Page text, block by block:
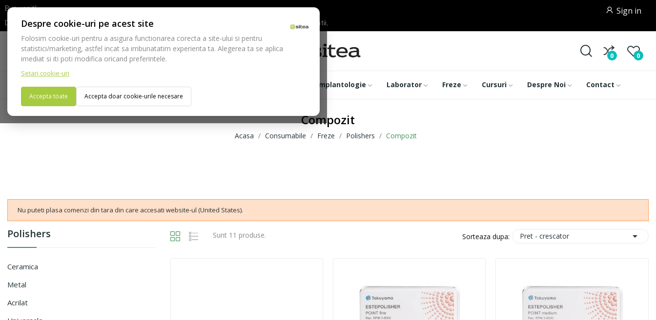
Despre cookie-uri pe acest site
Folosim cookie-uri pentru a asigura functionarea corecta a site-ului si pentru
statistici/marketing, astfel incat sa imbunatatim experienta ta. Alegerea ta se aplica
imediat si iti poti modifica oricand preferintele.
Setari cookie-uri
Accepta toate Accepta doar cookie-urile necesare
Bun venit!
Dupa efectuarea comenzii va rugam sa asteptati confirmarea stocurilor inainte de efectuarea platii.
Sign in
Telefon:
021-528 03 23
0 0
Acasa Consumabile Echipamente Implantologie Laborator Freze Cursuri Despre Noi Contact
Compozit
Acasa Consumabile Freze Polishers Compozit
Nu puteti plasa comenzi din tara din care accesati website-ul (United States).
Polishers
Ceramica
Metal
Acrilat
Sunt 11 produse. Sorteaza dupa: Pret - crescator 